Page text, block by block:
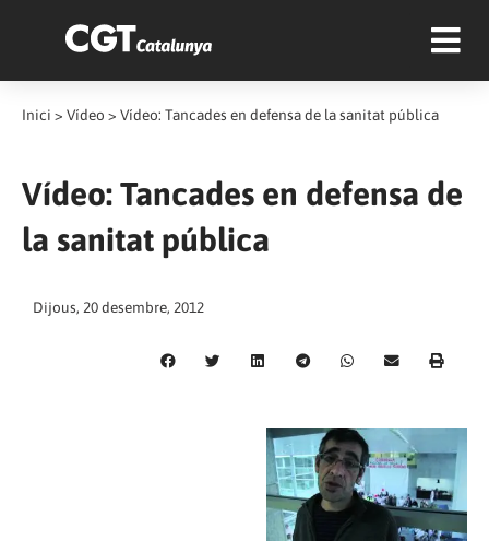
Inici > Vídeo > Vídeo: Tancades en defensa de la sanitat pública
Vídeo: Tancades en defensa de
la sanitat pública
Dijous, 20 desembre, 2012